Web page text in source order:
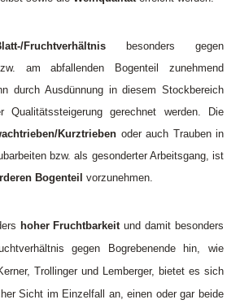
Fruchtverhältnis besonders gegen
am abfallenden Bogenteil zunehmend
durch Ausdünnung in diesem Stockbereich
gerechnet werden. Die
Kurztrieben oder auch Trauben in
bzw. als gesonderter Arbeitsgang, ist
Bogenteil vorzunehmen.
hoher Fruchtbarkeitund damit besonders
gegen Bogrebenende hin, wie
Trollinger und Lemberger, bietet es sich
Sicht im Einzelfall an, einen oder gar beide